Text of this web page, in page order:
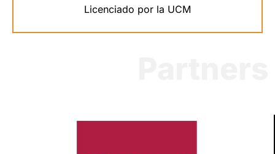
Licenciado por la UCM